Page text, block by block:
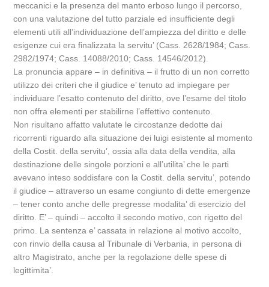
meccanici e la presenza del manto erboso lungo il percorso,
con una valutazione del tutto parziale ed insufficiente degli
elementi utili all’individuazione dell’ampiezza del diritto e delle
esigenze cui era finalizzata la servitu’ (Cass. 2628/1984; Cass.
2982/1974; Cass. 14088/2010; Cass. 14546/2012).
La pronuncia appare – in definitiva – il frutto di un non corretto
utilizzo dei criteri che il giudice e’ tenuto ad impiegare per
individuare l’esatto contenuto del diritto, ove l’esame del titolo
non offra elementi per stabilirne l’effettivo contenuto.
Non risultano affatto valutate le circostanze dedotte dai
ricorrenti riguardo alla situazione dei luigi esistente al momento
della Costit. della servitu’, ossia alla data della vendita, alla
destinazione delle singole porzioni e all’utilita’ che le parti
avevano inteso soddisfare con la Costit. della servitu’, potendo
il giudice – attraverso un esame congiunto di dette emergenze
– tener conto anche delle pregresse modalita’ di esercizio del
diritto. E’ – quindi – accolto il secondo motivo, con rigetto del
primo. La sentenza e’ cassata in relazione al motivo accolto,
con rinvio della causa al Tribunale di Verbania, in persona di
altro Magistrato, anche per la regolazione delle spese di
legittimita’.